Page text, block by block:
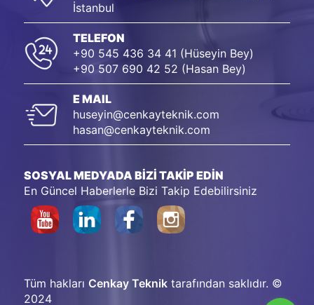
İstanbul
TELEFON
+90 545 436 34 41 (Hüseyin Bey)
+90 507 690 42 52 (Hasan Bey)
E MAIL
huseyin@cenkayteknik.com
hasan@cenkayteknik.com
SOSYAL MEDYADA BİZİ TAKİP EDİN
En Güncel Haberlerle Bizi Takip Edebilirsiniz
Tüm hakları Cenkay Teknik tarafından saklıdır. ©
2024